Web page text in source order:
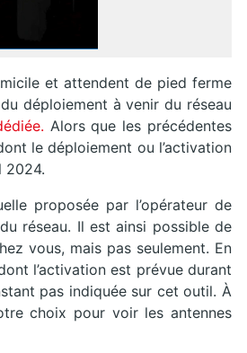
et attendent de pied ferme
déploiement à venir du réseau
Alors que les précédentes
le déploiement ou l’activation
2024.
proposée par l’opérateur de
réseau. Il est ainsi possible de
vous, mais pas seulement. En
l’activation est prévue durant
pas indiquée sur cet outil. À
choix pour voir les antennes